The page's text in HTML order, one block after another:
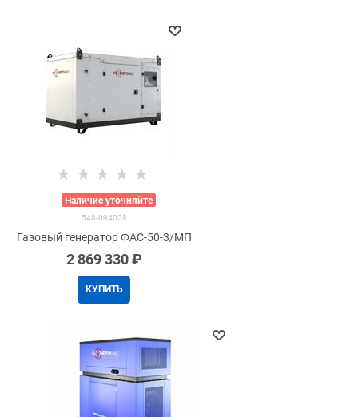
Наличие уточняйте
548-094028
Газовый генератор ФАС-50-3/МП
2 869 330 ₽
КУПИТЬ